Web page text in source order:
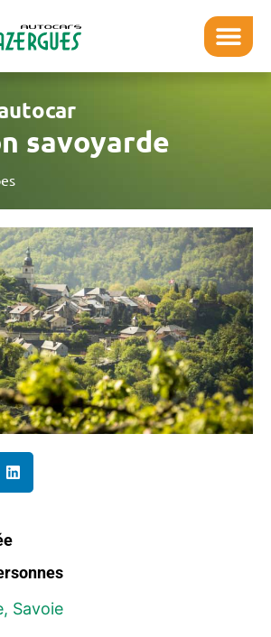
savoyarde
, Savoie